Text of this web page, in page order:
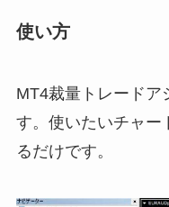
使い方
MT4裁量トレードア
す。使いたいチャー
るだけです。